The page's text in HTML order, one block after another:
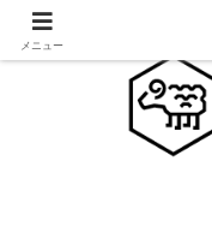
メニュー